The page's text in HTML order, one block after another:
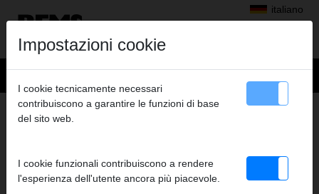
italiano
Prodotti>Pressatura radiale>Pinze a pressare/anelli a pressare REMS
> REMS Pinza a pressare Fz 40
(PZ-2B) A1-32KN
Impostazioni cookie
I cookie tecnicamente necessari
contribuiscono a garantire le funzioni di base
del sito web.
I cookie funzionali contribuiscono a rendere
l'esperienza dell'utente ancora più piacevole.